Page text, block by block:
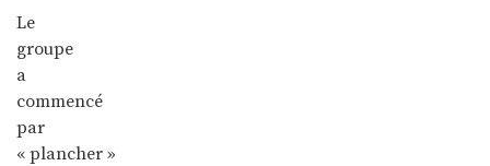
Le
groupe
a
commencé
par
« plancher »